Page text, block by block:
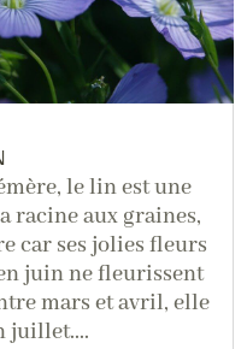
le lin est une
racine aux graines,
car ses jolies fleurs
juin ne fleurissent
mars et avril, elle
juillet....